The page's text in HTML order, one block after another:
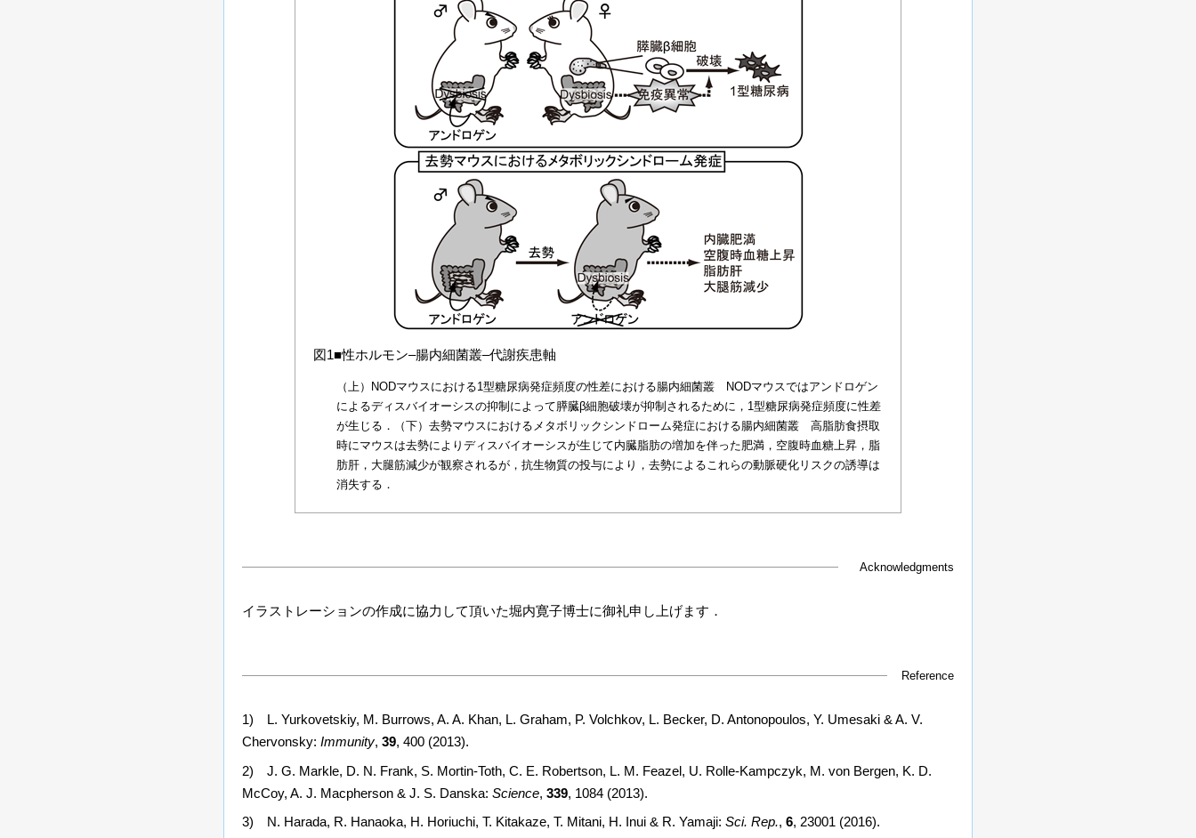
図1■性ホルモン–腸内細菌叢–代謝疾患軸
（上）NODマウスにおける1型糖尿病発症頻度の性差における腸内細菌叢 NODマウスではアンドロゲン
によるディスバイオーシスの抑制によって膵臓β細胞破壊が抑制されるために，1型糖尿病発症頻度に性差
が生じる．（下）去勢マウスにおけるメタボリックシンドローム発症における腸内細菌叢 高脂肪食摂取
時にマウスは去勢によりディスバイオーシスが生じて内臓脂肪の増加を伴った肥満，空腹時血糖上昇，脂
肪肝，大腿筋減少が観察されるが，抗生物質の投与により，去勢によるこれらの動脈硬化リスクの誘導は
消失する．
Acknowledgments
イラストレーションの作成に協力して頂いた堀内寛子博士に御礼申し上げます．
Reference
1) L. Yurkovetskiy, M. Burrows, A. A. Khan, L. Graham, P. Volchkov, L. Becker, D. Antonopoulos, Y. Umesaki & A. V.
Chervonsky: Immunity, 39, 400 (2013).
2) J. G. Markle, D. N. Frank, S. Mortin-Toth, C. E. Robertson, L. M. Feazel, U. Rolle-Kampczyk, M. von Bergen, K. D.
McCoy, A. J. Macpherson & J. S. Danska: Science, 339, 1084 (2013).
3) N. Harada, R. Hanaoka, H. Horiuchi, T. Kitakaze, T. Mitani, H. Inui & R. Yamaji: Sci. Rep., 6, 23001 (2016).